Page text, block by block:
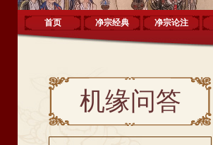
首页 净宗经典 净宗论注
机缘问答